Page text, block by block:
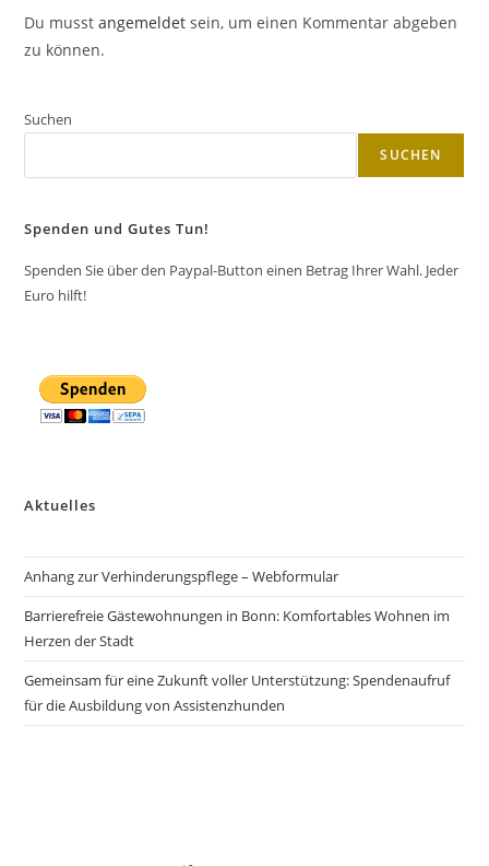
Du musstangemeldet sein, um einen Kommentar abgeben
zu können.
Suchen
SUCHEN
Spenden und Gutes Tun!
Spenden Sie über den Paypal-Button einen Betrag Ihrer Wahl. Jeder
Euro hilft!
Aktuelles
Anhang zur Verhinderungspflege – Webformular
Barrierefreie Gästewohnungen in Bonn: Komfortables Wohnen im
Herzen der Stadt
Gemeinsam für eine Zukunft voller Unterstützung: Spendenaufruf
für die Ausbildung von Assistenzhunden